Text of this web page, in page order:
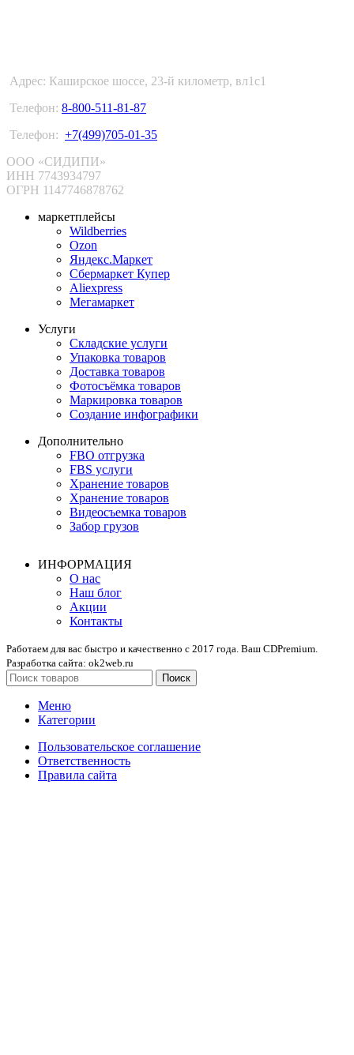
Адрес: Каширское шоссе, 23-й километр, вл1с1
Телефон: 8-800-511-81-87
Телефон: +7(499)705-01-35
ООО «СИДИПИ»
ИНН 7743934797
ОГРН 1147746878762
маркетплейсы
Wildberries
Ozon
Яндекс.Маркет
Сбермаркет Купер
Aliexpress
Мегамаркет
Услуги
Складские услуги
Упаковка товаров
Доставка товаров
Фотосъёмка товаров
Маркировка товаров
Создание инфографики
Дополнительно
FBO отгрузка
FBS услуги
Хранение товаров
Хранение товаров
Видеосъемка товаров
Забор грузов
ИНФОРМАЦИЯ
О нас
Наш блог
Акции
Контакты
Работаем для вас быстро и качественно с 2017 года. Ваш CDPremium.
Разработка сайта: ok2web.ru
Поиск
Меню
Категории
Пользовательское соглашение
Ответственность
Правила сайта